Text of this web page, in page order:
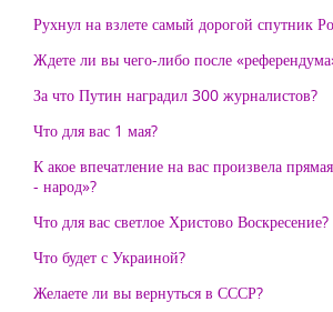
Рухнул на взлете самый дорогой спутник
Ждете ли вы чего-либо после
За что Путин наградил 300 журналистов?
Что для вас 1 мая?
К акое впечатление на вас произвела
- народ»?
Что для вас светлое Христово Воскресение?
Что будет с Украиной?
Желаете ли вы вернуться в СССР?